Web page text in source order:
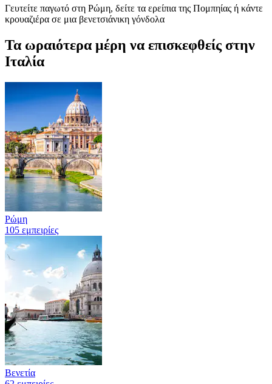
Γευτείτε παγωτό στη Ρώμη, δείτε τα ερείπια της Πομπηίας ή κάντε
κρουαζιέρα σε μια βενετσιάνικη γόνδολα
Τα ωραιότερα μέρη να επισκεφθείς στην
Ιταλία
Ρώμη
105 εμπειρίες
Βενετία